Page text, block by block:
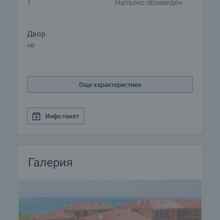
1
Напълно обзаведен
Двор
не
Още характеристики
Инфо пакет
Галерия